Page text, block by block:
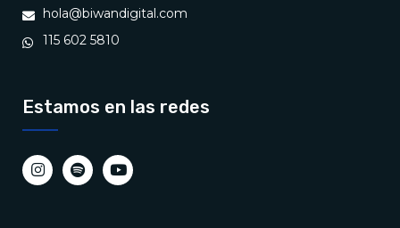
hola@biwandigital.com
115 602 5810
Estamos en las redes